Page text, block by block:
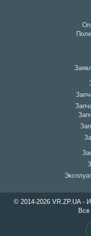
© 2014-2026 VR.ZP.UA -